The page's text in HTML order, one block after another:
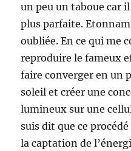
un peu un taboue car
plus parfaite.
oubliée. En ce qui me
reproduire le fameux
faire converger en un
soleil et créer une
lumineux sur une
suis dit que ce
la captation de